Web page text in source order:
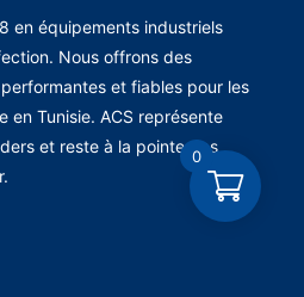
en équipements industriels
Nous offrons des
et fiables pour les
en Tunisie. ACS représente
et reste à la pointe des
0